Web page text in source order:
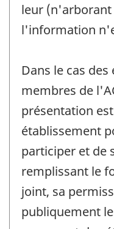
leur (n'arborant
l'information
Dans le cas
membres de
présentation
établissement
participer et de
remplissant le
joint, sa
publiquement